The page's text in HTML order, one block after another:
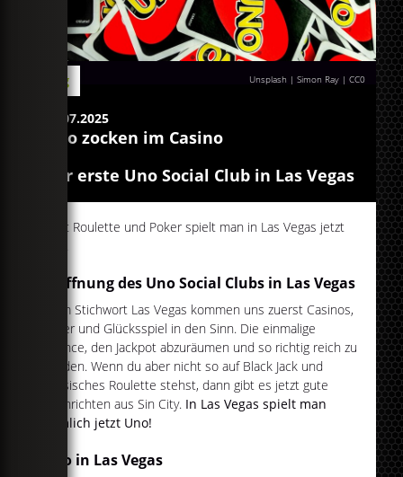
Unsplash | Simon Ray |CC0
Blog
16.07.2025
Uno zocken im Casino
Der erste Uno Social Club in Las Vegas
Statt Roulette und Poker spielt man in Las Vegas jetzt
Eröffnung des Uno Social Clubs in Las Vegas
Beim Stichwort Las Vegas kommen uns zuerst Casinos,
Poker und Glücksspiel in den Sinn. Die einmalige
Chance, den Jackpot abzuräumen und so richtig reich zu
werden. Wenn du aber nicht so auf Black Jack und
Russisches Roulette stehst, dann gibt es jetzt gute
Nachrichten aus Sin City. In Las Vegas spielt man
nämlich jetzt Uno!
Uno in Las Vegas